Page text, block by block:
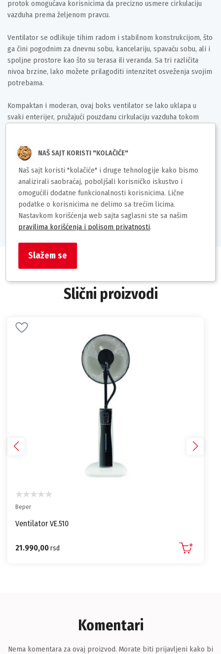
protok omogućava korisnicima da precizno usmere cirkulaciju
vazduha prema željenom pravcu.
Ventilator se odlikuje tihim radom i stabilnom konstrukcijom, što
ga čini pogodnim za dnevnu sobu, kancelariju, spavaću sobu, ali i
spoljne prostore kao što su terasa ili veranda. Sa tri različita
nivoa brzine, lako možete prilagoditi intenzitet osveženja svojim
potrebama.
Kompaktan i moderan, ovaj boks ventilator se lako uklapa u
svaki enterijer, pružajući pouzdanu cirkulaciju vazduha tokom
Deklaracija
Naziv i vrsta robe: Podni ventilator P206VEN560
Model: P206VEN560
Zemlja porekla: Poljska
Uvoznik: 220b
Barkod: 8056420221862
Slični proizvodi
Beper
Ventilator VE.510
21.990,00rsd
Komentari
Nema komentara za ovaj proizvod. Morate biti prijavljeni kako bi
NAŠ SAJT KORISTI "KOLAČIĆE"
Naš sajt koristi "kolačiće" i druge tehnologije kako bismo
analizirali saobraćaj, poboljšali korisničko iskustvo i
omogućili dodatne funkcionalnosti korisnicima. Lične
podatke o korisnicima ne delimo sa trećim licima.
Nastavkom korišćenja web sajta saglasni ste sa našim
pravilima korišćenja i polisom privatnosti.
Slažem se